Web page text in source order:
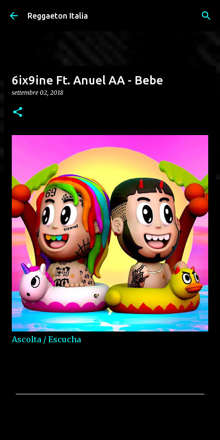
Passa ai contenuti principali
Reggaeton Italia
6ix9ine Ft. Anuel AA - Bebe
settembre 02, 2018
Ascolta / Escucha